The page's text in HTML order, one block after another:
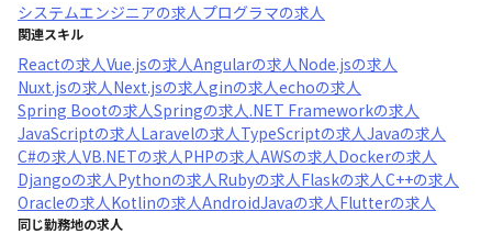
システムエンジニアの求人プログラマの求人
関連スキル
Reactの求人Vue.jsの求人Angularの求人Node.jsの求人
Nuxt.jsの求人Next.jsの求人ginの求人echoの求人
Spring Bootの求人Springの求人.NET Frameworkの求人
JavaScriptの求人Laravelの求人TypeScriptの求人Javaの求人
C#の求人VB.NETの求人PHPの求人AWSの求人Dockerの求人
Djangoの求人Pythonの求人Rubyの求人Flaskの求人C++の求人
Oracleの求人Kotlinの求人AndroidJavaの求人Flutterの求人
同じ勤務地の求人